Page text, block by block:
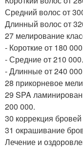
Средний волос от
Длинный волос от
27 мелирование
- Короткие от 180
- Средние от 210 000.
- Длинные от 240
28 прикорневое
29 SPA
200 000.
30 коррекция
31 окрашивание
Лечение и